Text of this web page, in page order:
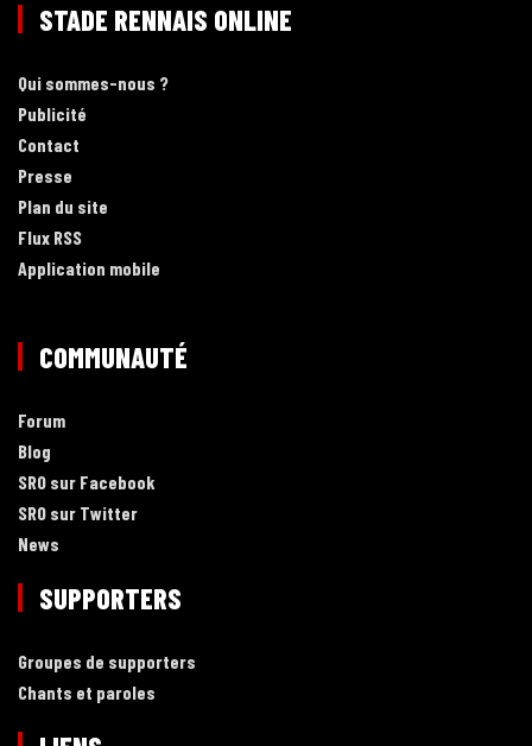
STADE RENNAIS ONLINE
Qui sommes-nous ?
Publicité
Contact
Presse
Plan du site
Flux RSS
Application mobile
COMMUNAUTÉ
Forum
Blog
SRO sur Facebook
SRO sur Twitter
News
SUPPORTERS
Groupes de supporters
Chants et paroles